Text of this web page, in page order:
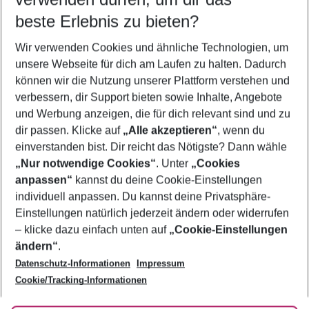
5-8 Nächte
2 Erwachsene Keine Kinder
Mehr Filter anzeigen
Footer
Footer navigation
Über uns
AGB
Bestpreisgarantie
Cookie-Einstellungen ändern
Cookie-Richtlinie
Agenturbetreuung
Barrierefreies Reisen
Folge uns
beste Erlebnis zu bieten?
Wir verwenden Cookies und ähnliche Technologien, um
unsere Webseite für dich am Laufen zu halten. Dadurch
können wir die Nutzung unserer Plattform verstehen und
verbessern, dir Support bieten sowie Inhalte, Angebote
und Werbung anzeigen, die für dich relevant sind und zu
dir passen. Klicke auf „Alle akzeptieren“, wenn du
einverstanden bist. Dir reicht das Nötigste? Dann wähle
„Nur notwendige Cookies“. Unter „Cookies
anpassen“ kannst du deine Cookie-Einstellungen
individuell anpassen. Du kannst deine Privatsphäre-
Einstellungen natürlich jederzeit ändern oder widerrufen
– klicke dazu einfach unten auf „Cookie-Einstellungen
ändern“.
Datenschutz-Informationen
Impressum
Cookie/Tracking-Informationen